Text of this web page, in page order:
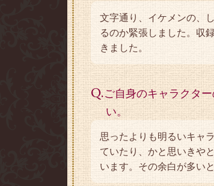
文字通り、イケメンの、
るのか緊張しました。収
きました。
Q.ご自身のキャラクタ
い。
思ったよりも明るいキャ
ていたり、かと思いきや
います。その余白が多い